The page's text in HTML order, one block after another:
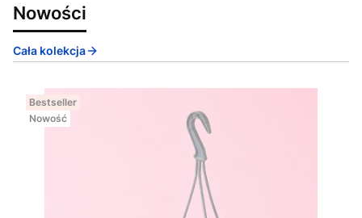
Nowości
Cała kolekcja
Bestseller
Nowość